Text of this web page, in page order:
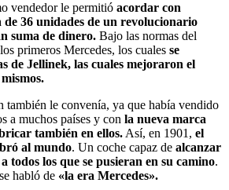
vendedor le permitió acordar con
36 unidades de un revolucionario
suma de dinero. Bajo las normas del
primeros Mercedes, los cuales se
de Jellinek, las cuales mejoraron el
también le convenía, ya que había vendido
a muchos países y con la nueva marca
también en ellos.Así, en 1901, el
al mundo. Un coche capaz de alcanzar
todos los que se pusieran en su camino.
habló de «la era Mercedes».